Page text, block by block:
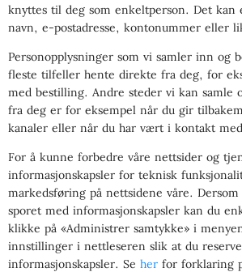
knyttes til deg som enkeltperson. Det kan
navn, e-postadresse, kontonummer eller
Personopplysninger som vi samler inn og
fleste tilfeller hente direkte fra deg, for
med bestilling. Andre steder vi kan samle
fra deg er for eksempel når du gir
kanaler eller når du har vært i kontakt med
For å kunne forbedre våre nettsider og
informasjonskapsler for teknisk
markedsføring på nettsidene våre.
sporet med informasjonskapsler kan du
klikke på «Administrer samtykke» i
innstillinger i nettleseren slik at du
informasjonskapsler. Se her for forklaring